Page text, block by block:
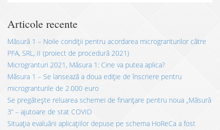
Articole recente
Măsură 1 – Noile condiții pentru acordarea microgranturilor către
PFA, SRL, II (proiect de procedură 2021)
Microgranturi 2021, Măsura 1: Cine va putea aplica?
Măsura 1 – Se lansează a doua ediție de înscriere pentru
microgranturile de 2.000 euro
Se pregătește reluarea schemei de finanțare pentru noua „Măsură
3” – ajutoare de stat COVID
Situația evaluării aplicațiilor depuse pe schema HoReCa a fost